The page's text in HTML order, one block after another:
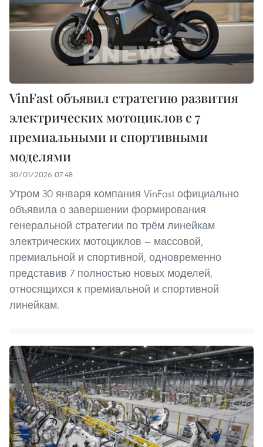
VinFast объявил стратегию развития
электрических мотоциклов с 7
премиальными и спортивными
моделями
30/01/2026 07:48
Утром 30 января компания VinFast официально
объявила о завершении формирования
генеральной стратегии по трём линейкам
электрических мотоциклов — массовой,
премиальной и спортивной, одновременно
представив 7 полностью новых моделей,
относящихся к премиальной и спортивной
линейкам.